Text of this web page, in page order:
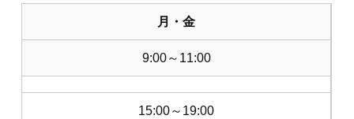
月・金
9:00～11:00
15:00～19:00